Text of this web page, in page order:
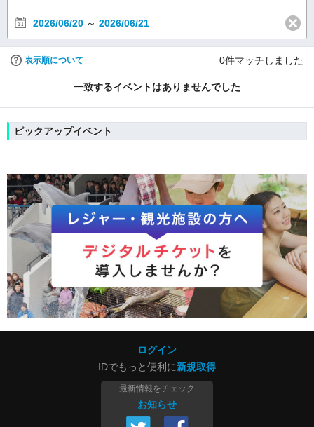
2026/06/20 ～ 2026/06/21
表示順について 0件マッチしました
一致するイベントはありませんでした
ピックアップイベント
ログイン
IDでもっと便利に新規取得
最新情報をチェック
お知らせ